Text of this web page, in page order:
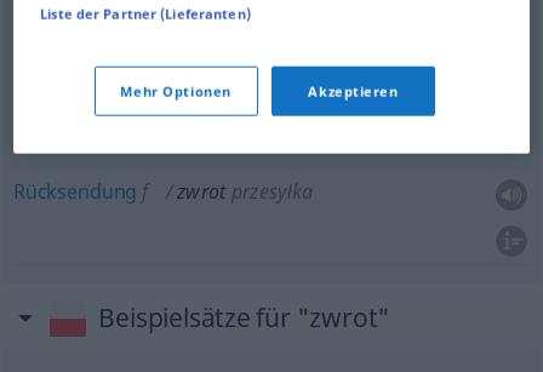
Wendungfa. GRAM zwrot
Rücksendung f zwrot przesyłka
Beispielsätze für "zwrot"
Liste der Partner (Lieferanten)
Mehr Optionen Akzeptieren